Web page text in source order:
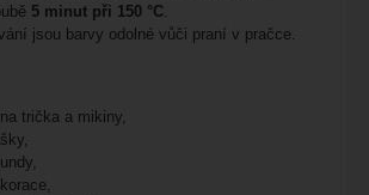
5 minut při 150 °C
jsou barvy odolné vůči praní v pračce.
trička a mikiny,